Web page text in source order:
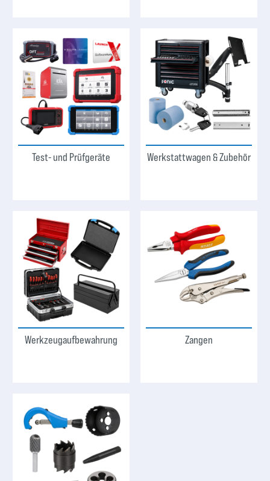
Test- und Prüfgeräte Werkstattwagen & Zubehör
Werkzeugaufbewahrung Zangen